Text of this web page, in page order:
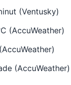
(Ventusky)
(AccuWeather)
(AccuWeather)